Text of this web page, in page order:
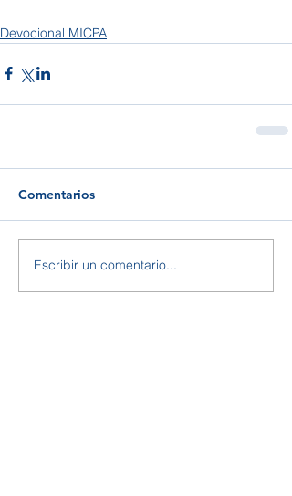
Devocional MICPA
Comentarios
Escribir un comentario...